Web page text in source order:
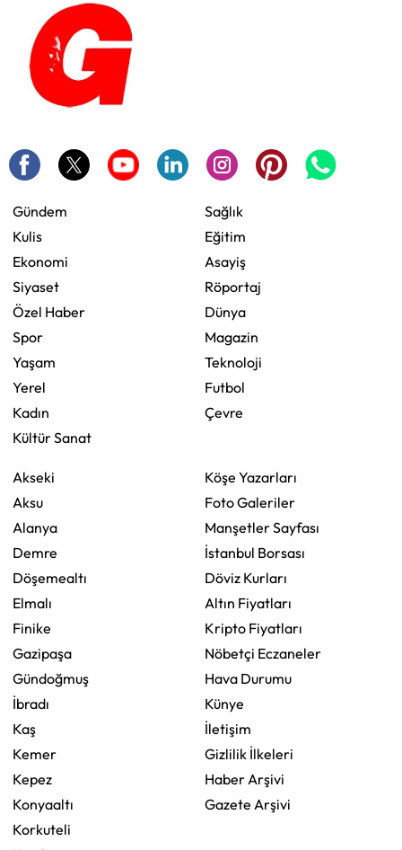
Gündem
Kulis
Ekonomi
Siyaset
Özel Haber
Spor
Yaşam
Yerel
Kadın
Kültür Sanat
Sağlık
Eğitim
Asayiş
Röportaj
Dünya
Magazin
Teknoloji
Futbol
Çevre
Akseki
Aksu
Alanya
Demre
Döşemealtı
Elmalı
Finike
Gazipaşa
Gündoğmuş
İbradı
Kaş
Kemer
Kepez
Konyaaltı
Korkuteli
Köşe Yazarları
Foto Galeriler
Manşetler Sayfası
İstanbul Borsası
Döviz Kurları
Altın Fiyatları
Kripto Fiyatları
Nöbetçi Eczaneler
Hava Durumu
Künye
İletişim
Gizlilik İlkeleri
Haber Arşivi
Gazete Arşivi